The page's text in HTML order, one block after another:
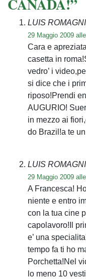
CANADA!”
LUIS ROMAGNI
29 Maggio 2009
Cara e
casetta in
vedro’ i
si dice che i
riposo!Prendi
AUGURIO!
in mezzo ai
do Brazil!a te
LUIS ROMAGNI
29 Maggio 2009
A Francesca!
niente e entro
con la tua cine
capolavoro!Il
e’ una
tempo fa ti ho
Porchetta!Nel
lo meno 10